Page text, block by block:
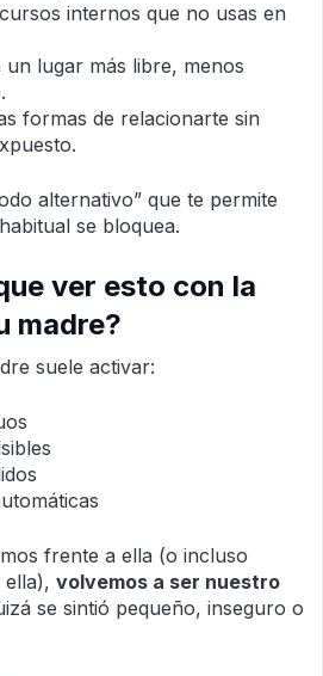
internos que no usas en
un lugar más libre, menos
formas de relacionarte sin
alternativo” que te permite
se bloquea.
ver esto con la
madre?
suele activar:
frente a ella (o incluso
ella), volvemos a ser nuestro
se sintió pequeño, inseguro o